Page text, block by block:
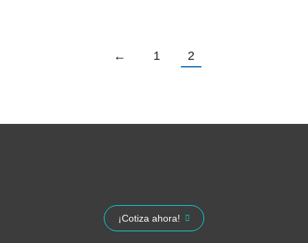
← 1 2
¡Cotiza ahora!